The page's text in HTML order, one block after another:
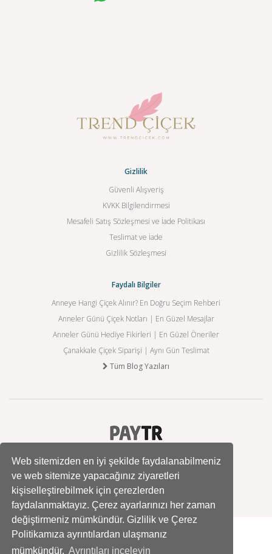
Web sitemizden en iyi şekilde faydalanabilmeniz
ve web sitemize yapacağınız ziyaretleri
kişiselleştirebilmek için çerezlerden
faydalanmaktayız. Çerez ayarlarınızı her zaman
değiştirmeniz mümkündür. Gizlilik ve Çerez
Politikamıza ayrıntılardan ulaşmanız
mümkündür. Ayrıntıları inceleyin
Gizlilik
Güvenli Alışveriş
KVKK Bilgilendirmesi
Mesafeli Satış Sözleşmesi ve İade Politikası
Teslimat ve İade
Gizlilik Sözleşmesi
Faydalı Bilgiler
Anneye Hangi Çiçek Alınır? En Doğru Seçim Rehberi
Anneler Günü Çiçek Notları | En Güzel Mesajlar
Anneler Günü Hediye Fikirleri | En Güzel Öneriler
Çanakkale Çiçek Siparişi | Aynı Gün Teslimat
Tüm Blog Yazıları